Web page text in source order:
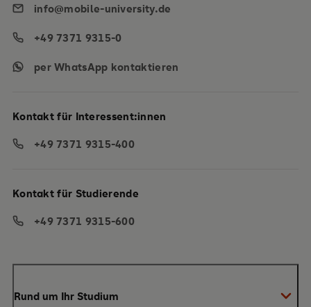
Rund um Ihr Studium
info@mobile-university.de
+49 7371 9315-0
per WhatsApp kontaktieren
Kontakt für Interessent:innen
+49 7371 9315-400
Kontakt für Studierende
+49 7371 9315-600